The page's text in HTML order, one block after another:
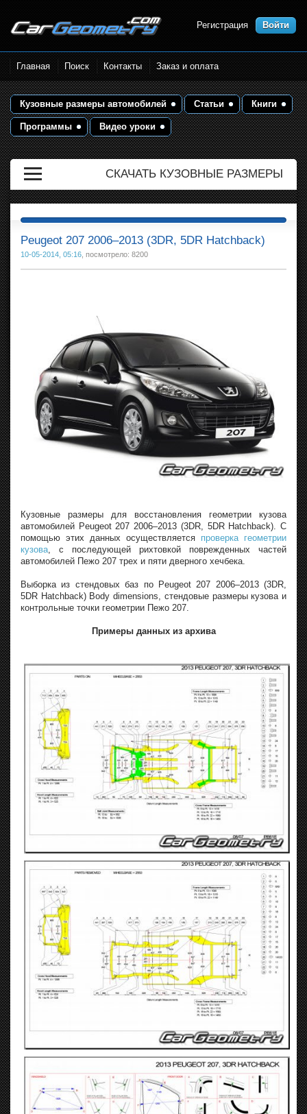
Размеры кузова автомобилей.
Контрольные точки и кузовные
размеры. Геометрия кузова
Регистрация Войти
Главная Поиск Контакты Заказ и оплата
Кузовные размеры автомобилей Статьи Книги
Программы Видео уроки
СКАЧАТЬ КУЗОВНЫЕ РАЗМЕРЫ
Peugeot 207 2006–2013 (3DR, 5DR Hatchback)
10-05-2014, 05:16 , посмотрело: 8200
Кузовные размеры для восстановления геометрии кузова
автомобилей Peugeot 207 2006–2013 (3DR, 5DR Hatchback). С
помощью этих данных осуществляется проверка геометрии
кузова , с последующей рихтовкой поврежденных частей
автомобилей Пежо 207 трех и пяти дверного хечбека.
Выборка из стендовых баз по Peugeot 207 2006–2013 (3DR,
5DR Hatchback) Body dimensions, стендовые размеры кузова и
контрольные точки геометрии Пежо 207.
Примеры данных из архива